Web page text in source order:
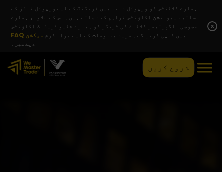
ہمارے کلائنٹس کو ورچوئل دنیا میں ٹریڈنگ کے لیے ورچوئل فنڈز کے
ساتھ سیمولیشن اکاؤنٹس فراہم کیے جاتے ہیں۔ اس کے علاوہ، ہمارے
خصوصی الگورتھمز کلائنٹ کی ٹریڈز کو ہمارے لائیو ٹریڈنگ اکاؤنٹس
میں کاپی کریں گے۔ مزید معلومات کے لیے براہ کرم FAQ سیکشن
دیکھیں۔
x
شروع کریں